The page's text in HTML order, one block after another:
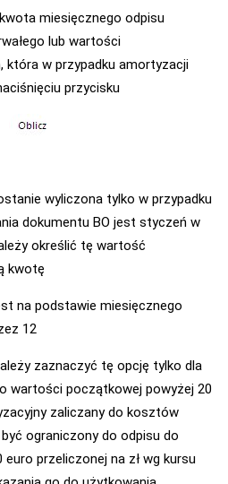
miesięcznego odpisu
lub wartości
która w przypadku amortyzacji
przycisku
wyliczona tylko w przypadku
dokumentu BO jest styczeń w
określić tę wartość
kwotę
na podstawie miesięcznego
12
zaznaczyć tę opcję tylko dla
wartości początkowej powyżej 20
zaliczany do kosztów
ograniczony do odpisu do
przeliczonej na zł wg kursu